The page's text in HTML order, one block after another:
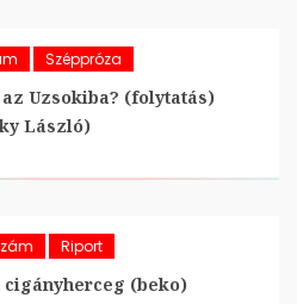
Széppróza
Uzsokiba? (folytatás)
László)
Riport
(beko)